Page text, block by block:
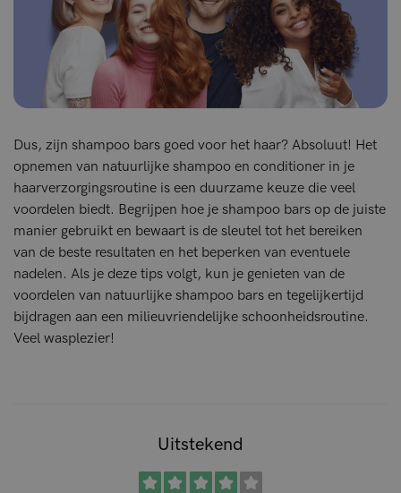
Dus, zijn shampoo bars goed voor het haar? Absoluut! Het
opnemen van natuurlijke shampoo en conditioner in je
haarverzorgingsroutine is een duurzame keuze die veel
voordelen biedt. Begrijpen hoe je shampoo bars op de juiste
manier gebruikt en bewaart is de sleutel tot het bereiken
van de beste resultaten en het beperken van eventuele
nadelen. Als je deze tips volgt, kun je genieten van de
voordelen van natuurlijke shampoo bars en tegelijkertijd
bijdragen aan een milieuvriendelijke schoonheidsroutine.
Veel wasplezier!
Uitstekend